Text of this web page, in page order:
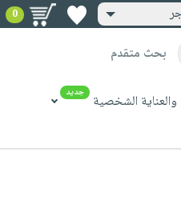
0
بحث متقدم
الشخصية جديد